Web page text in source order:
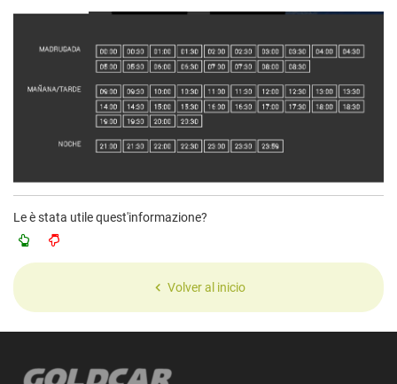
Le è stata utile quest'informazione?
Volver al inicio